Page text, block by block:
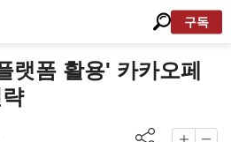
구독
랫폼 활용' 카카오페